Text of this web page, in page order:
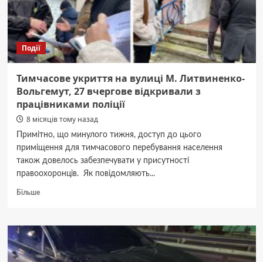
з
нуля?
Події
Тимчасове укриття на вулиці М. Литвиненко-
Вольгемут, 27 вчергове відкривали з
працівниками поліції
8 місяців тому назад
Примітно, що минулого тижня, доступ до цього
приміщення для тимчасового перебування населення
також довелось забезпечувати у присутності
правоохоронців. Як повідомляють...
БільшеДокладніше
укриття
на
вулиці
М.